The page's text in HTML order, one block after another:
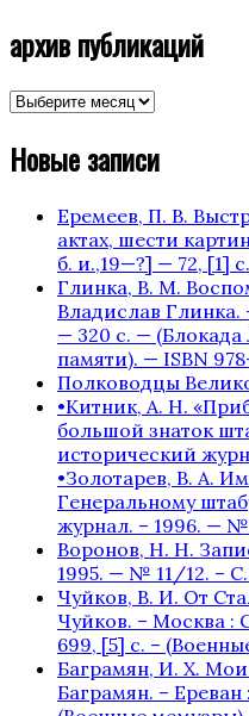
архив публикаций
архив
Новые записи
Еремеев, П. В.
актах, шести
б. и.,19—?] — 72, [1] с.
Глинка, В. М.
Владислав
— 320 с. —
памяти). — ISBN
Полководцы
•Китник, А. Н.
большой знаток
исторический
•Золотарев, В. А.
Генеральному
журнал. – 1996. — №
Воронов, Н. Н.
1995. — № 11/12. –
Чуйков, В. И. От
Чуйков. – Москва :
699, [5] с. –
Баграмян, И. Х.
Баграмян. – Ереван